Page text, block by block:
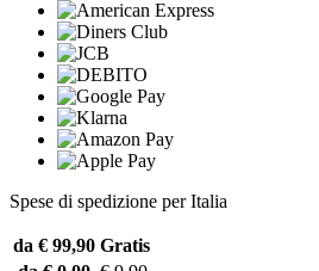
Spese di spedizione per Italia
da € 99,90 Gratis